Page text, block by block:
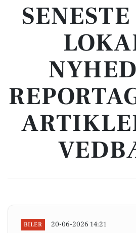
BILER 20-06-2026 14:21